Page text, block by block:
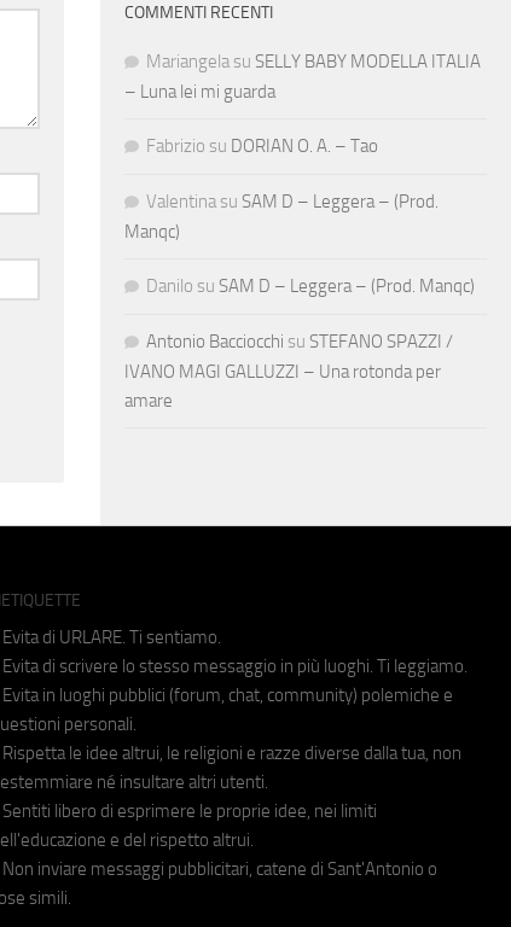
COMMENTI RECENTI
Mariangela su SELLY BABY MODELLA ITALIA
– Luna lei mi guarda
Fabrizio su DORIAN O. A. – Tao
Valentina su SAM D – Leggera – (Prod.
Manqc)
Danilo su SAM D – Leggera – (Prod. Manqc)
Antonio Bacciocchi su STEFANO SPAZZI /
IVANO MAGI GALLUZZI – Una rotonda per
amare
Evita di URLARE. Ti sentiamo.
Evita di scrivere lo stesso messaggio in più luoghi. Ti leggiamo.
Evita in luoghi pubblici (forum, chat, community) polemiche e
personali.
Rispetta le idee altrui, le religioni e razze diverse dalla tua, non
né insultare altri utenti.
Sentiti libero di esprimere le proprie idee, nei limiti
e del rispetto altrui.
Non inviare messaggi pubblicitari, catene di Sant'Antonio o
simili.